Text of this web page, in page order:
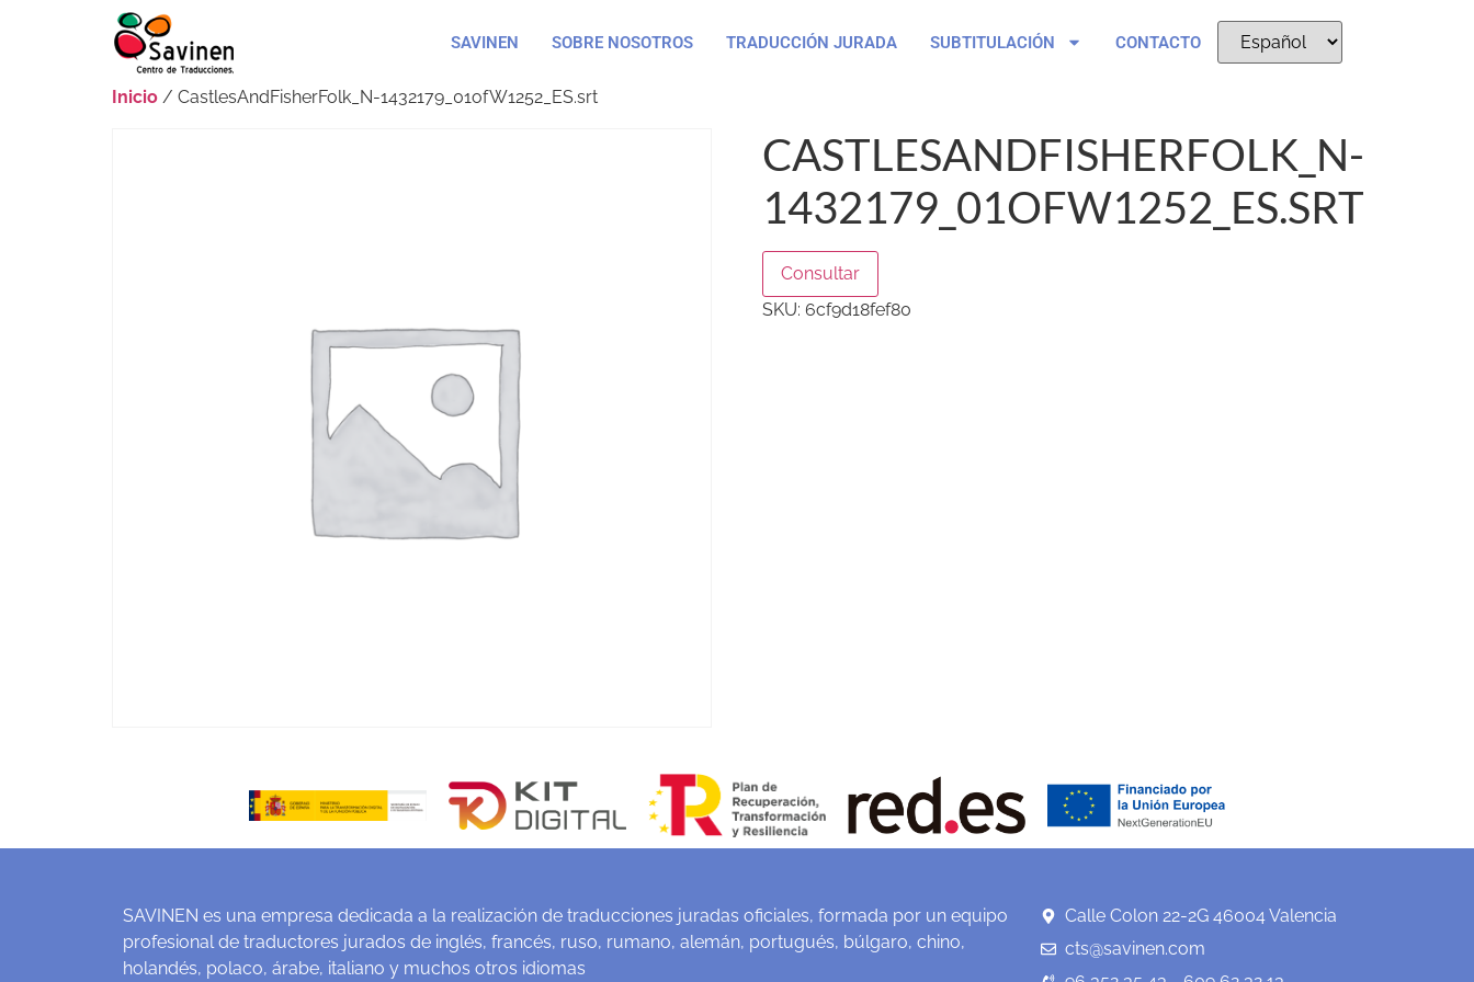
SAVINEN SOBRE NOSOTROS TRADUCCIÓN JURADA SUBTITULACIÓN CONTACTO
Inicio / CastlesAndFisherFolk_N-1432179_01ofW1252_ES.srt
CASTLESANDFISHERFOLK_N-
1432179_01OFW1252_ES.SRT
Consultar
SKU: 6cf9d18fef80
SAVINEN es una empresa dedicada a la realización de traducciones juradas oficiales, formada por un equipo
profesional de traductores jurados de inglés, francés, ruso, rumano, alemán, portugués, búlgaro, chino,
holandés, polaco, árabe, italiano y muchos otros idiomas
Calle Colon 22-2G 46004 Valencia
cts@savinen.com